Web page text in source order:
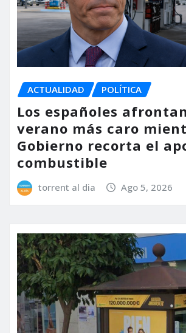
ACTUALIDAD POLÍTICA
Los españoles
verano más caro
Gobierno recorta el
combustible
torrent al dia Ago 5, 2026